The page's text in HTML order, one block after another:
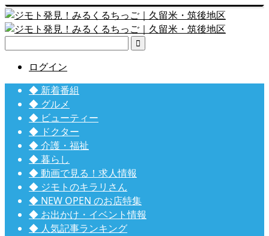

ログイン
◆ 新着番組
◆ グルメ
◆ ビューティー
◆ ドクター
◆ 介護・福祉
◆ 暮らし
◆ 動画で見る！求人情報
◆ ジモトのキラリさん
◆ NEW OPEN のお店特集
◆ お出かけ・イベント情報
◆ 人気記事ランキング